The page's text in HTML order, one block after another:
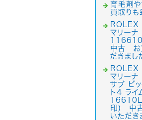
育毛剤や
買取りも
ROLEX
マリーナ
中古 お
だきまし
ROLEX
マリーナ
サブ ビ
ト4 ライ
印) 中
いただき